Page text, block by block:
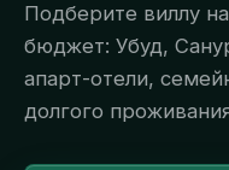
Подберите виллу
бюджет: Убуд,
апарт-отели,
долгого